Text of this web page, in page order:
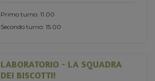
Primo turno: 11.00
Secondo turno: 15.00
LABORATORIO - LA SQUADRA
DEI BISCOTTI!